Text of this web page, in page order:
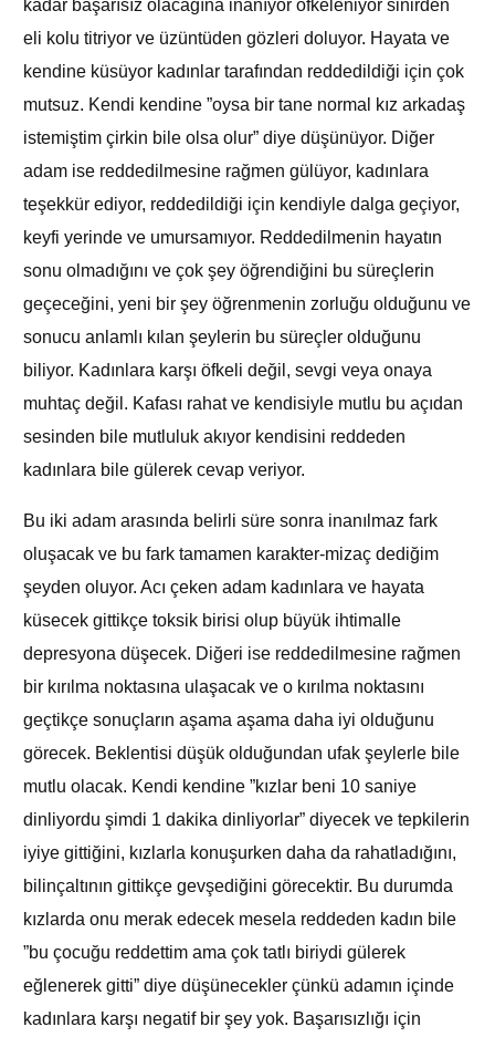
kadar başarısız olacağına inanıyor öfkeleniyor sinirden
eli kolu titriyor ve üzüntüden gözleri doluyor. Hayata ve
kendine küsüyor kadınlar tarafından reddedildiği için çok
mutsuz. Kendi kendine ”oysa bir tane normal kız arkadaş
istemiştim çirkin bile olsa olur” diye düşünüyor. Diğer
adam ise reddedilmesine rağmen gülüyor, kadınlara
teşekkür ediyor, reddedildiği için kendiyle dalga geçiyor,
keyfi yerinde ve umursamıyor. Reddedilmenin hayatın
sonu olmadığını ve çok şey öğrendiğini bu süreçlerin
geçeceğini, yeni bir şey öğrenmenin zorluğu olduğunu ve
sonucu anlamlı kılan şeylerin bu süreçler olduğunu
biliyor. Kadınlara karşı öfkeli değil, sevgi veya onaya
muhtaç değil. Kafası rahat ve kendisiyle mutlu bu açıdan
sesinden bile mutluluk akıyor kendisini reddeden
kadınlara bile gülerek cevap veriyor.
Bu iki adam arasında belirli süre sonra inanılmaz fark
oluşacak ve bu fark tamamen karakter-mizaç dediğim
şeyden oluyor. Acı çeken adam kadınlara ve hayata
küsecek gittikçe toksik birisi olup büyük ihtimalle
depresyona düşecek. Diğeri ise reddedilmesine rağmen
bir kırılma noktasına ulaşacak ve o kırılma noktasını
geçtikçe sonuçların aşama aşama daha iyi olduğunu
görecek. Beklentisi düşük olduğundan ufak şeylerle bile
mutlu olacak. Kendi kendine ”kızlar beni 10 saniye
dinliyordu şimdi 1 dakika dinliyorlar” diyecek ve tepkilerin
iyiye gittiğini, kızlarla konuşurken daha da rahatladığını,
bilinçaltının gittikçe gevşediğini görecektir. Bu durumda
kızlarda onu merak edecek mesela reddeden kadın bile
”bu çocuğu reddettim ama çok tatlı biriydi gülerek
eğlenerek gitti” diye düşünecekler çünkü adamın içinde
kadınlara karşı negatif bir şey yok. Başarısızlığı için